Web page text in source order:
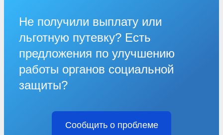
Не получили выплату или
льготную путевку? Есть
предложения по улучшению
работы органов социальной
защиты?
Сообщить о проблеме